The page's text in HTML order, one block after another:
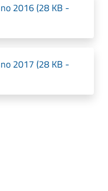
2016 (28 KB -
2017 (28 KB -